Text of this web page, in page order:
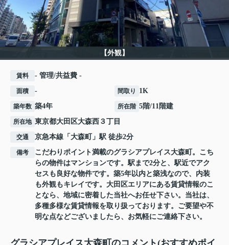
【外観】
賃料 - 管理/共益費 -
面積 - 間取り 1K
築年数 築4年 所在階 5階/11階建
所在地 東京都大田区大森西 ３丁目
交通 京急本線 「 大森町 」駅 徒歩2分
備考
こだわりポイント満載のグラシアプレイス大森町。こち
らの物件はマンションです。駅まで2分と、駅近でアク
セスも良好な物件です。築5年以内と築浅なので、内装
も外観もキレイです。大田区エリアにある賃貸情報のこ
となら、地域に密着した当社へお任せ下さい。当社は、
多種多様な賃貸情報を取り扱っております。ご要望や不
明な点などございましたら、お気軽にご連絡下さい。